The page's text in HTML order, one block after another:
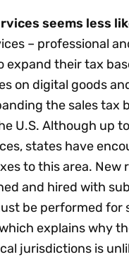
seems less
– professional
expand their tax
on digital goods
the sales tax
U.S. Although up
states have
to this area. New
and hired with
be performed for
explains why
jurisdictions is